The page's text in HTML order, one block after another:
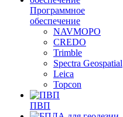
Программное
обеспечение
NAVMOPO
CREDO
Trimble
Spectra Geospatial
Leica
Topcon
ПВП